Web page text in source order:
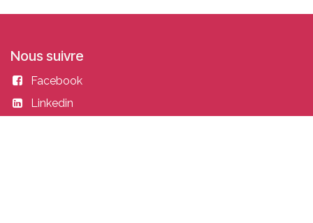
Nous suivre
Facebook
Linkedin